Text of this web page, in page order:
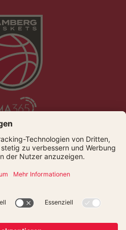
live und auf Abruf bei Dyn
Basketball GmbH
Presse